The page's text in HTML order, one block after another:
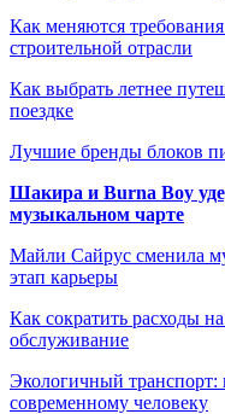
Как меняются
строительной отрасли
Как выбрать летнее
поездке
Лучшие бренды блоков
Шакира и Burna Boy
музыкальном чарте
Майли Сайрус сменила
этап карьеры
Как сократить расходы
обслуживание
Экологичный
современному человеку